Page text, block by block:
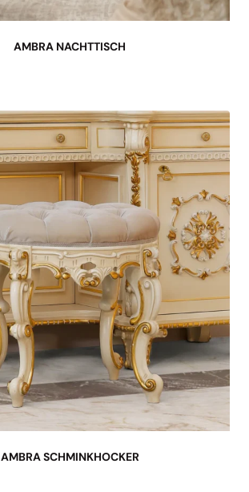
AMBRA NACHTTISCH
AMBRA SCHMINKHOCKER